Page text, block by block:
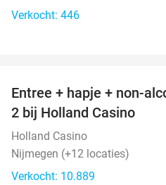
Verkocht: 446
Entree + hapje + non-
2 bij Holland Casino
Holland Casino
Nijmegen (+12 locaties)
Verkocht: 10.889